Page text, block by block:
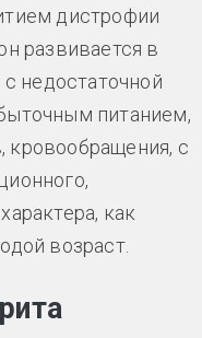
дистрофии
развивается в
недостаточной
питанием,
с
как
возраст.